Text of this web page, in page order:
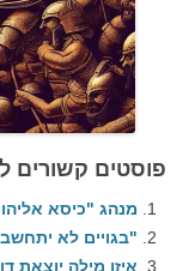
פוסטים קשורים
מנהג "כיסא
"בגויים לא
איזו מילה יוצאת